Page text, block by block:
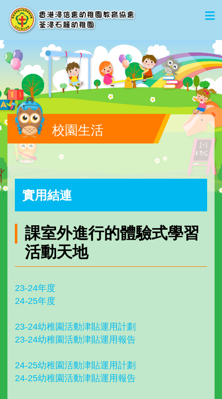
校園生活
實用結連
課室外進行的體驗式學習
活動天地
23-24年度
24-25年度
23-24幼稚園活動津貼運用計劃
23-24幼稚園活動津貼運用報告
24-25幼稚園活動津貼運用計劃
24-25幼稚園活動津貼運用報告